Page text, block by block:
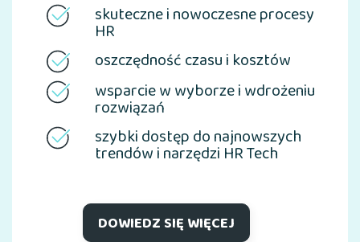
skuteczne i nowoczesne procesy
HR
oszczędność czasu i kosztów
wsparcie w wyborze i wdrożeniu
rozwiązań
szybki dostęp do najnowszych
trendów i narzędzi HR Tech
DOWIEDZ SIĘ WIĘCEJ